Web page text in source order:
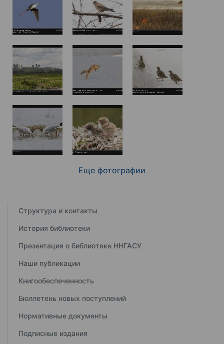
Еще фотографии
Структура и контакты
История библиотеки
Презентация о библиотеке ННГАСУ
Наши публикации
Книгообеспеченность
Бюллетень новых поступлений
Нормативные документы
Подписные издания